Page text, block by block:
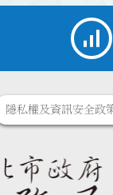
隱私權及資訊安全政